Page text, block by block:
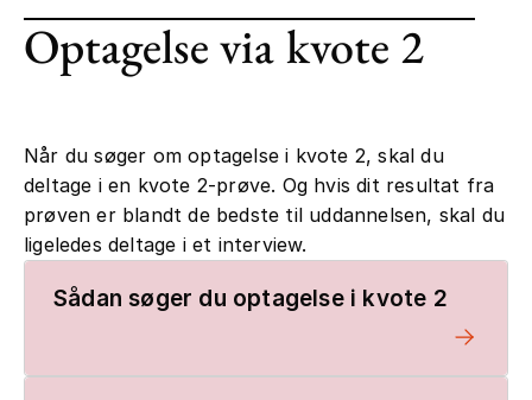
Optagelse via kvote 2
Når du søger om optagelse i kvote 2, skal du
deltage i en kvote 2-prøve. Og hvis dit resultat fra
prøven er blandt de bedste til uddannelsen, skal du
ligeledes deltage i et interview.
Sådan søger du optagelse i kvote 2